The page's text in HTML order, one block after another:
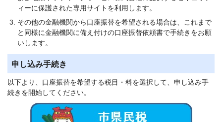
ィーに保護された専用サイトを利用します。
その他の金融機関から口座振替を希望される場合は、これまで
と同様に金融機関に備え付けの口座振替依頼書で手続きをお願
いします。
申し込み手続き
以下より、口座振替を希望する税目・料を選択して、申し込み手
続きを開始してください。